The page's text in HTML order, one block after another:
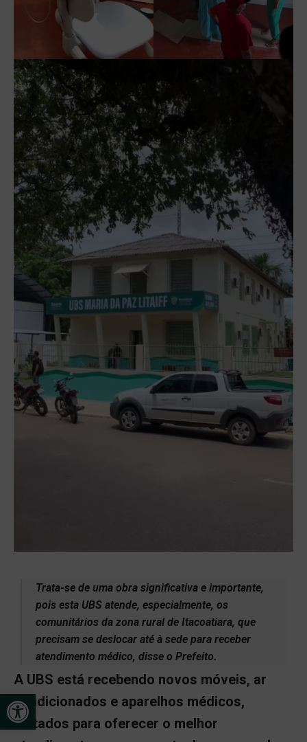
Open toolbar
Trata-se de uma obra significativa e importante,
pois esta UBS atende, especialmente, os
comunitários da zona rural de Itacoatiara, que
precisam se deslocar até à sede para receber
atendimento médico, disse o Prefeito.
A UBS está recebendo novos móveis, ar
condicionados e aparelhos médicos,
voltados para oferecer o melhor